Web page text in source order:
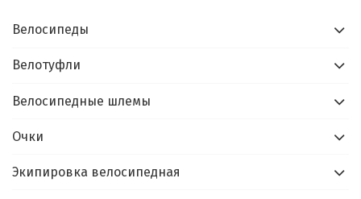
Велосипеды
Велотуфли
Велосипедные шлемы
Очки
Экипировка велосипедная